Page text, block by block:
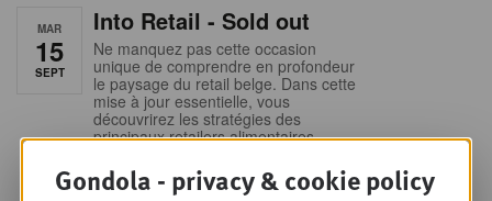
MAR
15
SEPT
Into Retail - Sold out
Ne manquez pas cette occasion
unique de comprendre en profondeur
le paysage du retail belge. Dans cette
mise à jour essentielle, vous
découvrirez les stratégies des
principaux retailers alimentaires,
des shoppers et recueillerez des
insights indispensables dans un
Gondola - privacy & cookie policy